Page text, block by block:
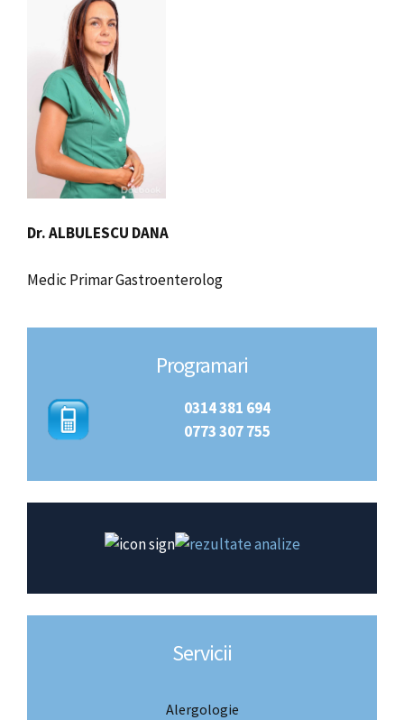
Dr. ALBULESCU DANA
Medic Primar Gastroenterolog
Programari
0314 381 694
0773 307 755
Servicii
Alergologie